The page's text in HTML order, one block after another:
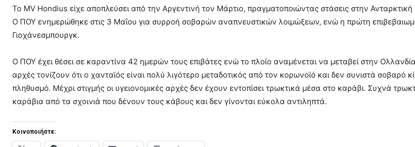
Το MV Hondius είχε αποπλεύσει από την Αργεντινή τον Μάρτιο, πραγματοποιώντας στάσεις στην Ανταρκτική
Ο ΠΟΥ ενημερώθηκε στις 3 Μαΐου για συρροή σοβαρών αναπνευστικών λοιμώξεων, ενώ η πρώτη
Γιοχάνεσμπουργκ.
Ο ΠΟΥ έχει θέσει σε καραντίνα 42 ημερών τους επιβάτες ενώ το πλοίο αναμένεται να μεταβεί στην
αρχές τονίζουν ότι ο χανταϊός είναι πολύ λιγότερο μεταδοτικός από τον κορωνοϊό και δεν συνιστά σοβαρό
πληθυσμό. Μέχρι στιγμής οι υγειονομικές αρχές δεν έχουν εντοπίσει τρωκτικά μέσα στο καράβι. Συχνά
καράβια από τα σχοινιά που δένουν τους κάβους και δεν γίνονται εύκολα αντιληπτά.
Κοινοποιήστε: